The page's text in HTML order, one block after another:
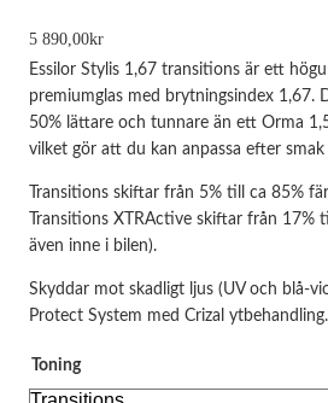
5 890,00kr
Essilor Stylis 1,67 transitions är ett
premiumglas med brytningsindex 1,67.
50% lättare och tunnare än ett Orma
vilket gör att du kan anpassa efter
Transitions skiftar från 5% till ca 85%
Transitions XTRActive skiftar från 17%
även inne i bilen).
Skyddar mot skadligt ljus (UV och blå-
Protect System med Crizal ytbehandling.
Toning
Nödvändiga
går inte att
välja bort.
De behövs
hemsidan